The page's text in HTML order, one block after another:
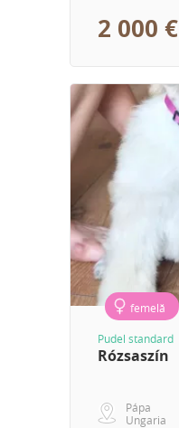
2 000 €
femelă
Pudel standard
Rózsaszín
Pápa
Ungaria